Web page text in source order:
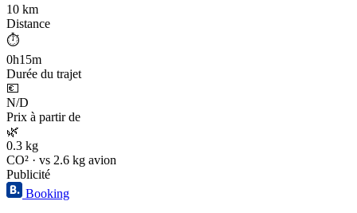
10 km
Distance
⏱️
0h15m
Durée du trajet
💶
N/D
Prix à partir de
🌿
0.3 kg
CO² · vs 2.6 kg avion
Publicité
Booking